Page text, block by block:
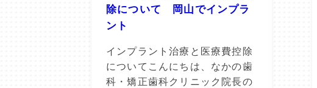
除について 岡山でインプラ
ント
インプラント治療と医療費控除
についてこんにちは、なかの歯
科・矯正歯科クリニック院長の